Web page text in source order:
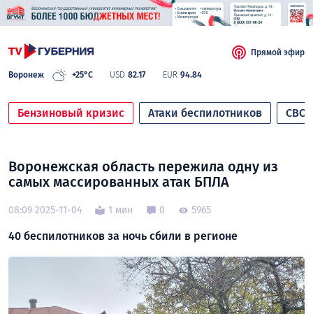
Воронеж +25°C USD 82.17 EUR 94.84
Прямой эфир
Бензиновый кризис Атаки беспилотников СВО
Воронежская область пережила одну из
самых массированных атак БПЛА
08:09 2025-11-04 1 мин 0 5965
40 беспилотников за ночь сбили в регионе